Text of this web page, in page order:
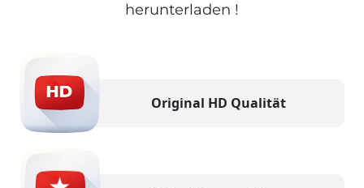
herunterladen !
Original HD Qualität